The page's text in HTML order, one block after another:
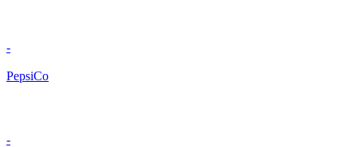
-
PepsiCo
-